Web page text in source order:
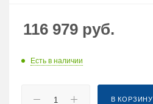
116 979 руб.
Есть в наличии
В КОРЗИНУ